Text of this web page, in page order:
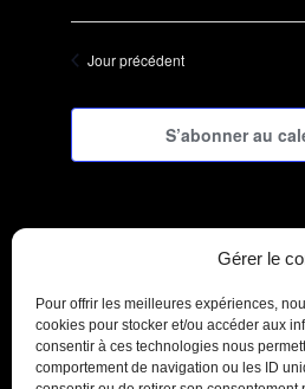
Gérer le
Pour offrir les meilleures expériences,
cookies pour stocker et/ou accéder aux
consentir à ces technologies nous
comportement de navigation ou les ID
Jour précédent
S’abonner au